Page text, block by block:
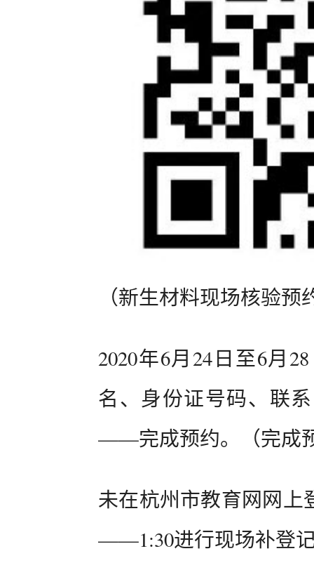
（新生材料现场核验预
2020年6月24日至6月
名、身份证号码、联
——完成预约。（完成
未在杭州市教育网网上
——1:30进行现场补登